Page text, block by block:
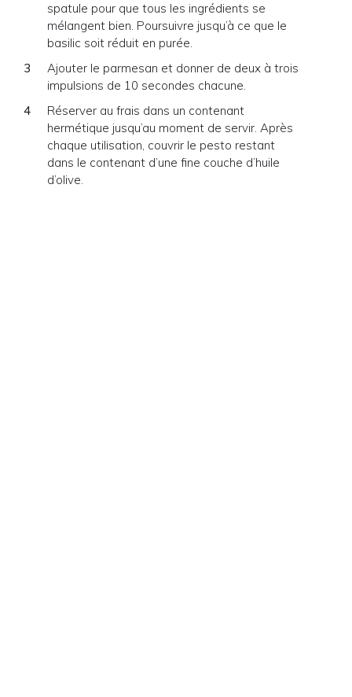
spatule pour que tous les ingrédients se
mélangent bien. Poursuivre jusqu’à ce que le
basilic soit réduit en purée.
Ajouter le parmesan et donner de deux à trois
impulsions de 10 secondes chacune.
Réserver au frais dans un contenant
hermétique jusqu’au moment de servir. Après
chaque utilisation, couvrir le pesto restant
dans le contenant d’une fine couche d’huile
d’olive.